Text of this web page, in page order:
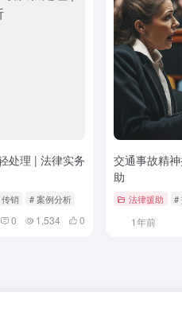
处理 | 法律实务
销 # 案例分析
0 1,534 0
交通事故精
助
法律援助 #
1年前